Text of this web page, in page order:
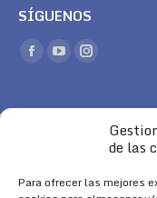
de las
Para ofrecer las mejores
SÍGUENOS
Encuéntranos en:
Facebook
opens
window
YouTube
opens
window
Instagram
opens
new
window